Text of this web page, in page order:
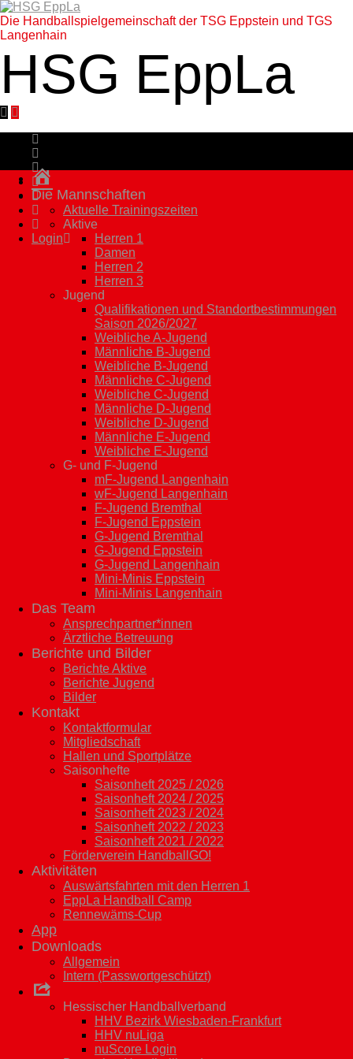
Die Handballspielgemeinschaft der TSG Eppstein und TGS
Langenhain
HSG EppLa
Login
Die Mannschaften
Aktuelle Trainingszeiten
Aktive
Herren 1
Damen
Herren 2
Herren 3
Jugend
Qualifikationen und Standortbestimmungen
Saison 2026/2027
Weibliche A-Jugend
Männliche B-Jugend
Weibliche B-Jugend
Männliche C-Jugend
Weibliche C-Jugend
Männliche D-Jugend
Weibliche D-Jugend
Männliche E-Jugend
Weibliche E-Jugend
G- und F-Jugend
mF-Jugend Langenhain
wF-Jugend Langenhain
F-Jugend Bremthal
F-Jugend Eppstein
G-Jugend Bremthal
G-Jugend Eppstein
G-Jugend Langenhain
Mini-Minis Eppstein
Mini-Minis Langenhain
Das Team
Ansprechpartner*innen
Ärztliche Betreuung
Berichte und Bilder
Berichte Aktive
Berichte Jugend
Bilder
Kontakt
Kontaktformular
Mitgliedschaft
Hallen und Sportplätze
Saisonhefte
Saisonheft 2025 / 2026
Saisonheft 2024 / 2025
Saisonheft 2023 / 2024
Saisonheft 2022 / 2023
Saisonheft 2021 / 2022
Förderverein HandballGO!
Aktivitäten
Auswärtsfahrten mit den Herren 1
EppLa Handball Camp
Rennewäms-Cup
App
Downloads
Allgemein
Intern (Passwortgeschützt)
Hessischer Handballverband
HHV Bezirk Wiesbaden-Frankfurt
HHV nuLiga
nuScore Login